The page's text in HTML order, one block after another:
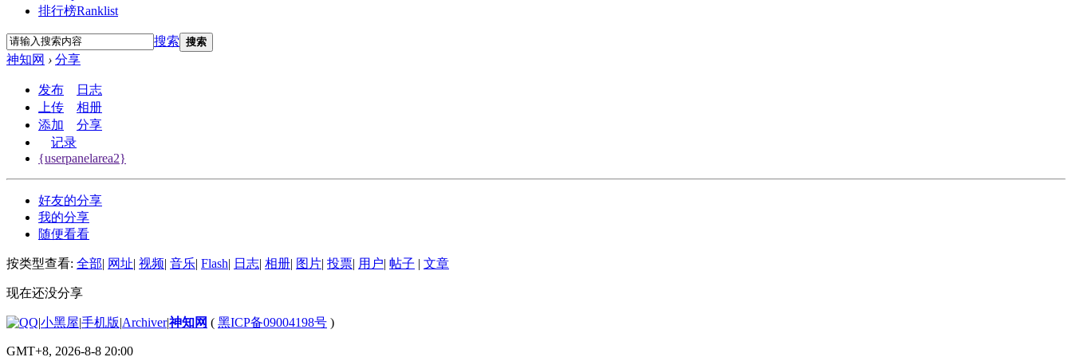
排行榜Ranklist
搜索 搜索
神知网 › 分享
发布
日志
上传
相册
添加
分享
记录
{userpanelarea2}
好友的分享
我的分享
随便看看
按类型查看: 全部| 网址| 视频| 音乐| Flash| 日志| 相册| 图片| 投票| 用户| 帖子 | 文章
现在还没分享
|小黑屋|手机版|Archiver|神知网 ( 黑ICP备09004198号 )
GMT+8, 2026-8-8 20:00